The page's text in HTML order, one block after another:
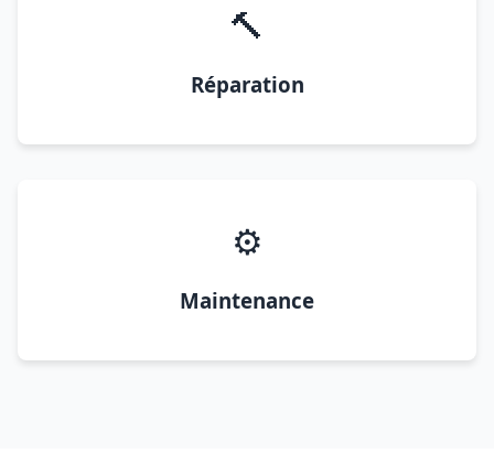
🔨
Réparation
⚙️
Maintenance